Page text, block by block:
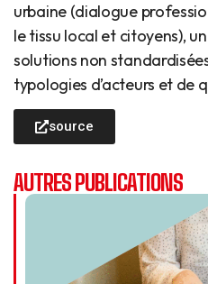
urbaine (dialogue
le tissu local et citoyens),
solutions non
typologies d’acteurs et de
source
AUTRES PUBLICATIONS